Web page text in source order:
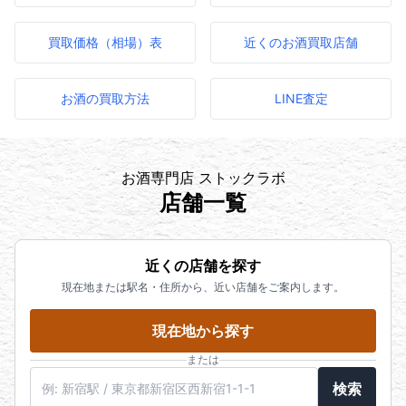
買取価格（相場）表 近くのお酒買取店舗
お酒の買取方法 LINE査定
お酒専門店 ストックラボ
店舗一覧
近くの店舗を探す
現在地または駅名・住所から、近い店舗をご案内します。
現在地から探す
または
検索